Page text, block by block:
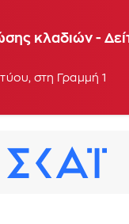
κλαδιών -
στη Γραμμή 1